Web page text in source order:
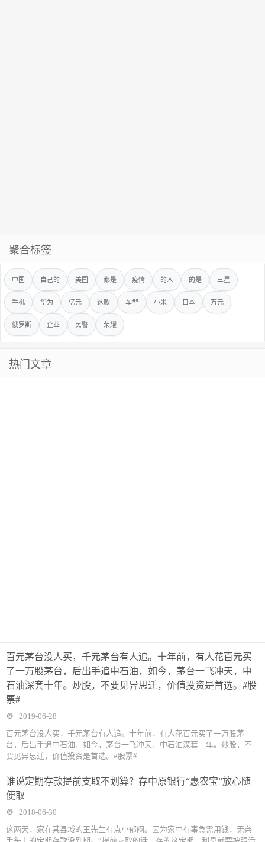
聚合标签
中国 自己的 美国 都是 疫情 的人 的是 三星
手机 华为 亿元 这款 车型 小米 日本 万元
俄罗斯 企业 民警 荣耀
热门文章
百元茅台没人买，千元茅台有人追。十年前，有人花百元买
了一万股茅台，后出手追中石油，如今，茅台一飞冲天，中
石油深套十年。炒股，不要见异思迁，价值投资是首选。#股
票#
2019-06-28
百元茅台没人买，千元茅台有人追。十年前，有人花百元买了一万股茅
台，后出手追中石油，如今，茅台一飞冲天，中石油深套十年。炒股，不
要见异思迁，价值投资是首选。#股票#
谁说定期存款提前支取不划算？存中原银行“惠农宝”放心随
便取
2018-06-30
这两天，家在某县城的王先生有点小郁闷。因为家中有事急需用钱，无奈